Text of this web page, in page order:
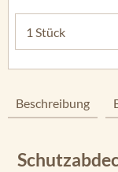
Beschreibung